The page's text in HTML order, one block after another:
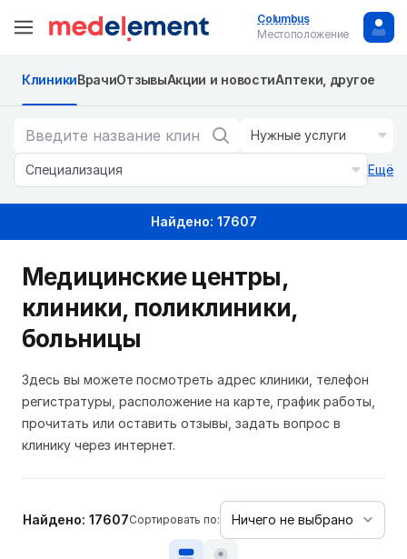
Columbus
Местоположение
КлиникиВрачиОтзывыАкции и новостиАптеки, другое
Нужные услуги
Специализация Ещё
Найдено: 17607
Медицинские центры,
клиники, поликлиники,
больницы
Здесь вы можете посмотреть адрес клиники, телефон
регистратуры, расположение на карте, график работы,
прочитать или оставить отзывы, задать вопрос в
клинику через интернет.
Найдено: 17607Сортировать по: